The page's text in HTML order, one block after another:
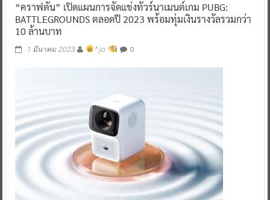
“คราฟตัน” เปิดแผนการจัดแข่งทัวร์นาเมนต์เกม PUBG:
BATTLEGROUNDS ตลอดปี 2023 พร้อมทุ่มเงินรางวัลรวมกว่า
10 ล้านบาท
1 มีนาคม 2023 ^ jo ^ 0